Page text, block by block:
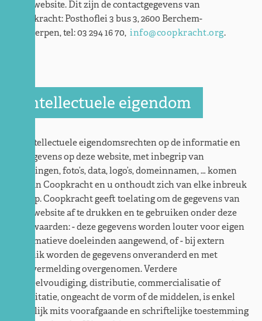
deze website. Dit zijn de contactgegevens van
Coopkracht: Posthoflei 3 bus 3, 2600 Berchem-
Antwerpen, tel: 03 294 16 70, info@coopkracht.org.
Intellectuele eigendom
De intellectuele eigendomsrechten op de informatie en
de gegevens op deze website, met inbegrip van
tekeningen, foto’s, data, logo’s, domeinnamen, … komen
toe aan Coopkracht en u onthoudt zich van elke inbreuk
hierop. Coopkracht geeft toelating om de gegevens van
deze website af te drukken en te gebruiken onder deze
voorwaarden: - deze gegevens worden louter voor eigen
informatieve doeleinden aangewend, of - bij extern
gebruik worden de gegevens onveranderd en met
bronvermelding overgenomen. Verdere
verveelvoudiging, distributie, commercialisatie of
exploitatie, ongeacht de vorm of de middelen, is enkel
mogelijk mits voorafgaande en schriftelijke toestemming